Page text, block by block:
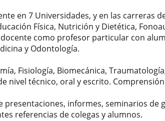
en 7 Universidades, y en las carreras
Física, Nutrición y Dietética,
como profesor particular con
y Odontología.
Fisiología, Biomecánica,
nivel técnico, oral y escrito.
presentaciones, informes, seminarios de
referencias de colegas y alumnos.